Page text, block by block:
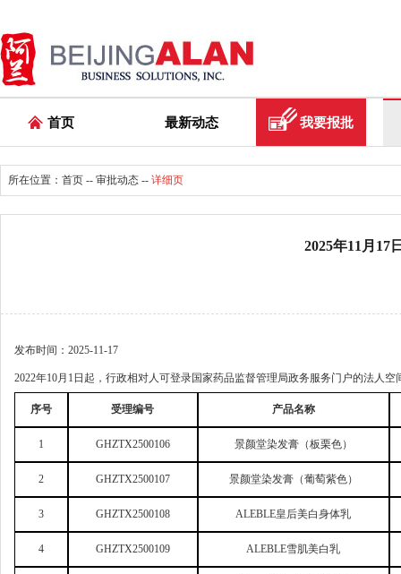
首页 最新动态 我要报批
所在位置： 首页 -- 审批动态 -- 详细页
2025年11月17
发布时间：2025-11-17
2022年10月1日起，行政相对人可登录国家药品监督管理局政务服务门户的法人
序号 受理编号 产品名称
1 GHZTX2500106 景颜堂染发膏（板栗色）
2 GHZTX2500107 景颜堂染发膏（葡萄紫色）
3 GHZTX2500108 ALEBLE皇后美白身体乳
4 GHZTX2500109 ALEBLE雪肌美白乳